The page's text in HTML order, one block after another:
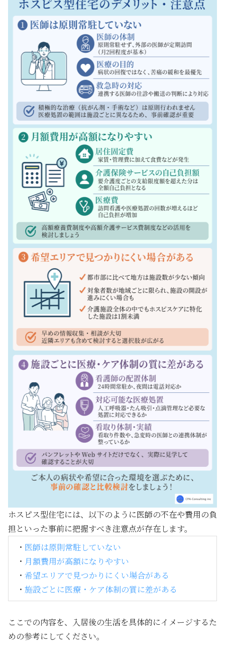
ホスピス型住宅には、以下のように医師の不在や費用の負
担といった事前に把握すべき注意点が存在します。
・ 医師は原則常駐していない
・ 月額費用が高額になりやすい
・ 希望エリアで見つかりにくい場合がある
・ 施設ごとに医療・ケア体制の質に差がある
ここでの内容を、入居後の生活を具体的にイメージするた
めの参考にしてください。